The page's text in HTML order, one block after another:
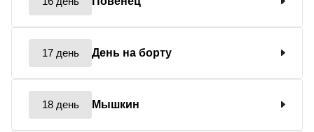
17 день День на борту
18 день Мышкин